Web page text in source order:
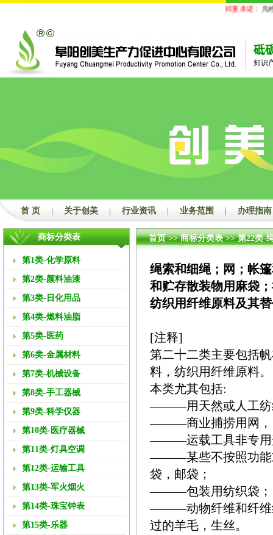
郑重承诺： 凡经
砥
知识
首 页 关于创美 行业资讯 业务范围 办理指南
商标分类表
第1类-化学原料
第2类-颜料油漆
第3类-日化用品
第4类-燃料油脂
第5类-医药
第6类-金属材料
第7类-机械设备
第8类-手工器械
第9类-科学仪器
第10类-医疗器械
第11类-灯具空调
第12类-运输工具
第13类-军火烟火
第14类-珠宝钟表
第15类-乐器
首页>>商标分类表>>第22类-
绳索和细绳；网；帐
和贮存散装物用麻袋
纺织用纤维原料及其
[注释]
第二十二类主要包括
料，纺织用纤维原料。
本类尤其包括:
———用天然或人工纺
———商业捕捞用网，
———运载工具非专用
———某些不按照功能
袋，邮袋；
———包装用纺织袋；
———动物纤维和纤维
过的羊毛，生丝。